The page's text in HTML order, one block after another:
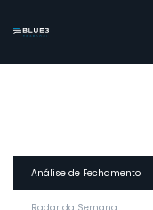
Análise de Fechamento